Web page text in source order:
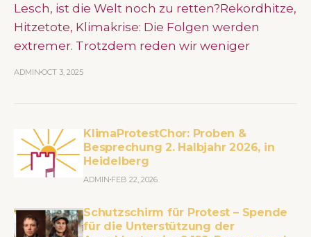
Lesch, ist die Welt noch zu retten?Rekordhitze,
Hitzetote, Klimakrise: Die Folgen werden
extremer. Trotzdem reden wir weniger
ADMIN OCT 3, 2025
KlimaProtestChor: Proben &
Besprechung 2. Halbjahr 2026, in
Heidelberg
ADMIN FEB 22, 2026
Schutzschirm für Protest – Spende
für die Unterstützung der